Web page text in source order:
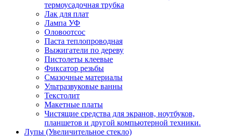
термоусадочная трубка
Лак для плат
Лампа УФ
Оловоотсос
Паста теплопроводная
Выжигатели по дереву
Пистолеты клеевые
Фиксатор резьбы
Смазочные материалы
Ультразвуковые ванны
Текстолит
Макетные платы
Чистящие средства для экранов, ноутбуков,
планшетов и другой компьютерной техники.
Лупы (Увеличительное стекло)